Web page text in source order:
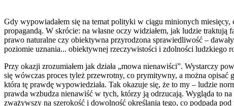
Gdy wypowiadałem się na temat polityki w ciągu minionych
propagandą. W skrócie: na własne oczy widziałem, jak ludzie
prawo naturalne czy obiektywna przyrodzona sprawiedliwość –
poziomie uznania... obiektywnej rzeczywistości i zdolności ludzkiego
Przy okazji zrozumiałem jak działa „mowa nienawiści”. Wystarczy
się wówczas proces tyleż przewrotny, co prymitywny, a można opisać
która tę prawdę wypowiedziała. Tak okazuje się, że to my – ludzie
prawda wzbudza nienawiść w tych, którzy ją odrzucają. Wygląda to
zważywszy na szerokość i dowolność określania tego, co podpada